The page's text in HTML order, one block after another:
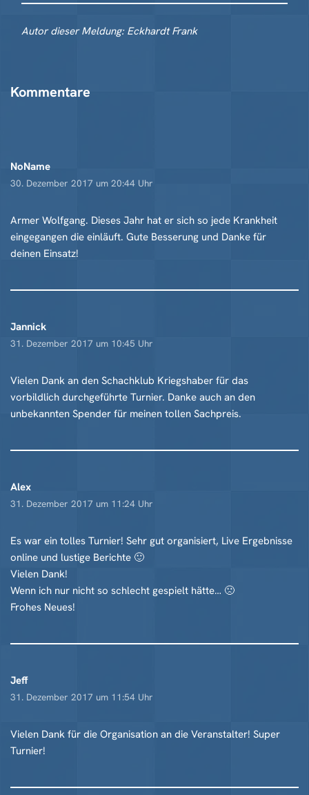
Autor dieser Meldung: Eckhardt Frank
Kommentare
NoName
30. Dezember 2017 um 20:44 Uhr
Armer Wolfgang. Dieses Jahr hat er sich so jede Krankheit
eingegangen die einläuft. Gute Besserung und Danke für
deinen Einsatz!
Jannick
31. Dezember 2017 um 10:45 Uhr
Vielen Dank an den Schachklub Kriegshaber für das
vorbildlich durchgeführte Turnier. Danke auch an den
unbekannten Spender für meinen tollen Sachpreis.
Alex
31. Dezember 2017 um 11:24 Uhr
Es war ein tolles Turnier! Sehr gut organisiert, Live Ergebnisse
online und lustige Berichte 🙂
Vielen Dank!
Wenn ich nur nicht so schlecht gespielt hätte… 🙁
Frohes Neues!
Jeff
31. Dezember 2017 um 11:54 Uhr
Vielen Dank für die Organisation an die Veranstalter! Super
Turnier!